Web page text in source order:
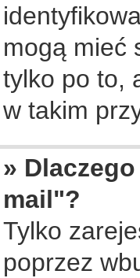
mogą mieć
tylko po to,
w takim
»
mail"?
Tylko
poprzez